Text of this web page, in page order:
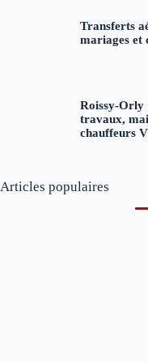
Transferts
mariages et
Roissy-Orly
travaux,
chauffeurs
Articles populaires